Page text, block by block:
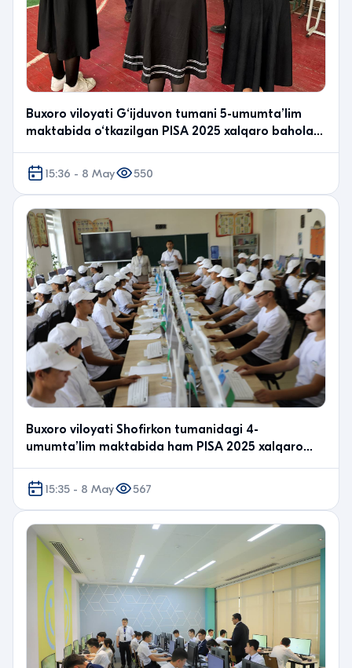
Buxoro viloyati G‘ijduvon tumani 5-umumta’lim
maktabida o‘tkazilgan PISA 2025 xalqaro baholash
15:36 - 8 May
550
Buxoro viloyati Shofirkon tumanidagi 4-
umumta’lim maktabida ham PISA 2025 xalqaro
15:35 - 8 May
567